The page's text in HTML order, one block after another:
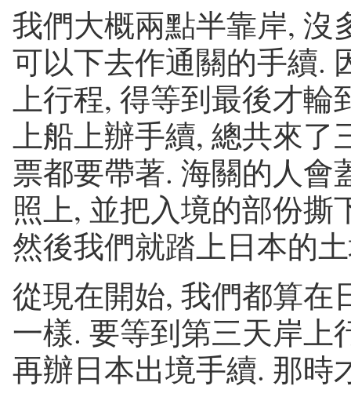
我們大概兩點半靠岸, 沒
可以下去作通關的手續.
上行程, 得等到最後才輪
上船上辦手續, 總共來了
票都要帶著. 海關的人會
照上, 並把入境的部份撕
然後我們就踏上日本的
從現在開始, 我們都算在
一樣. 要等到第三天岸上
再辦日本出境手續. 那時